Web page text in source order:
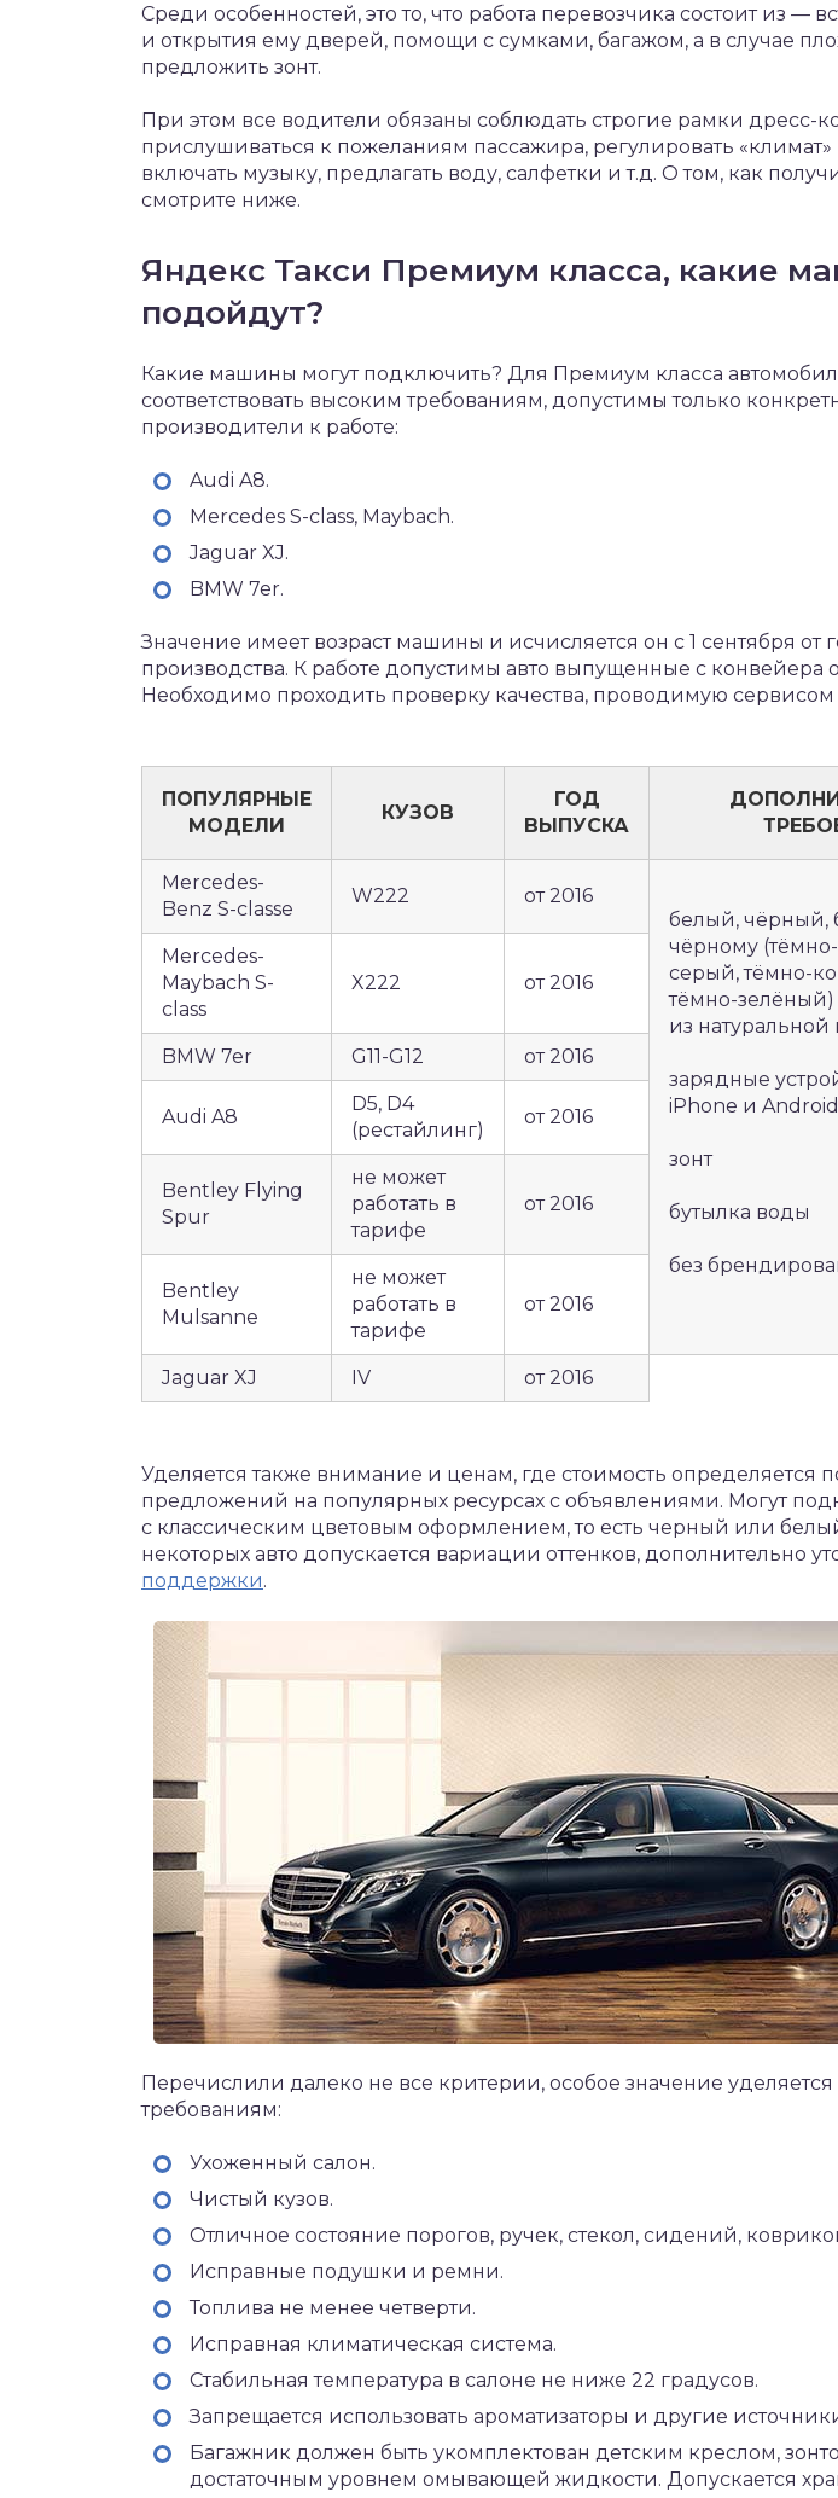
Среди особенностей, это то, что работа перевозчика состоит из —
и открытия ему дверей, помощи с сумками, багажом, а в случае
предложить зонт.
При этом все водители обязаны соблюдать строгие рамки дресс-
прислушиваться к пожеланиям пассажира, регулировать «климат»
включать музыку, предлагать воду, салфетки и т.д. О том, как
смотрите ниже.
Яндекс Такси Премиум класса, какие
подойдут?
Какие машины могут подключить? Для Премиум класса
соответствовать высоким требованиям, допустимы только
производители к работе:
Audi A8.
Mercedes S-class, Maybach.
Jaguar XJ.
BMW 7er.
Значение имеет возраст машины и исчисляется он с 1 сентября от
производства. К работе допустимы авто выпущенные с конвейера
Необходимо проходить проверку качества, проводимую
ПОПУЛЯРНЫЕ
МОДЕЛИ
КУЗОВ
ГОД
ВЫПУСКА
Mercedes-
Benz S-classe
W222
от 2016
белый, чёрный,
чёрному
серый, тёмно-
тёмно-зелёный)
из натуральной
зарядные
iPhone и Android
зонт
бутылка воды
без
Mercedes-
Maybach S-
class
X222 от 2016
BMW 7er G11-G12 от 2016
Audi A8
D5, D4
(рестайлинг)
от 2016
Bentley Flying
Spur
не может
работать в
тарифе
от 2016
Bentley
Mulsanne
не может
работать в
тарифе
от 2016
Jaguar XJ IV от 2016
Уделяется также внимание и ценам, где стоимость определяется
предложений на популярных ресурсах с объявлениями. Могут
с классическим цветовым оформлением, то есть черный или
некоторых авто допускается вариации оттенков, дополнительно
поддержки.
Перечислили далеко не все критерии, особое значение
требованиям:
Ухоженный салон.
Чистый кузов.
Отличное состояние порогов, ручек, стекол, сидений,
Исправные подушки и ремни.
Топлива не менее четверти.
Исправная климатическая система.
Стабильная температура в салоне не ниже 22 градусов.
Запрещается использовать ароматизаторы и другие
Багажник должен быть укомплектован детским креслом,
достаточным уровнем омывающей жидкости. Допускается